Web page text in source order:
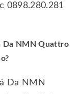
0898.280.281
Da NMN Quattro
Da NMN